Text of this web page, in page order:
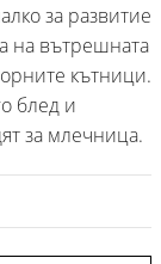
за развитие
на вътрешната
кътници.
блед и
за млечница.